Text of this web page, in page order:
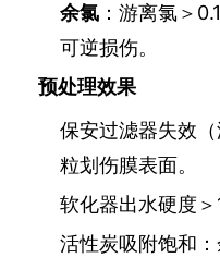
余氯 ：游离氯＞
可逆损伤。
预处理效果
保安过滤器失效
粒划伤膜表面。
软化器出水硬度
活性炭吸附饱和：